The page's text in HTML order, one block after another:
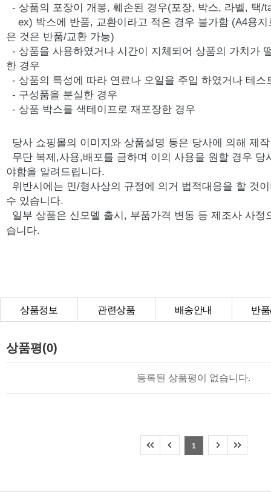
- 상품의 포장이 개봉, 훼손된 경우(포장, 박스, 라벨, 택/
ex) 박스에 반품, 교환이라고 적은 경우 불가함 (A4용지
은 것은 반품/교환 가능)
- 상품을 사용하였거나 시간이 지체되어 상품의 가치가
한 경우
- 상품의 특성에 따라 연료나 오일을 주입 하였거나 테스
- 구성품을 분실한 경우
- 상품 박스를 색테이프로 재포장한 경우
당사 쇼핑몰의 이미지와 상품설명 등은 당사에 의해 제
무단 복제,사용,배포를 금하며 이의 사용을 원할 경우 당
야함을 알려드립니다.
위반시에는 민/형사상의 규정에 의거 법적대응을 할 것
수 있습니다.
일부 상품은 신모델 출시, 부품가격 변동 등 제조사 사정
습니다.
상품정보 관련상품 배송안내 반
상품평(0)
등록된 상품평이 없습니다.
1